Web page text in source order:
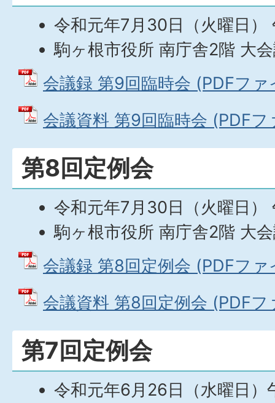
令和元年7月30日（火曜日）
駒ヶ根市役所 南庁舎2階 大
会議録 第9回臨時会 (PDFフ
会議資料 第9回臨時会 (PDF
第8回定例会
令和元年7月30日（火曜日）
駒ヶ根市役所 南庁舎2階 大
会議録 第8回定例会 (PDFファ
会議資料 第8回定例会 (PDF
第7回定例会
令和元年6月26日（水曜日）